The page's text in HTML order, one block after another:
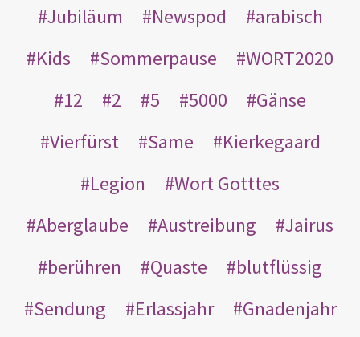
Jubiläum
Newspod
arabisch
Kids
Sommerpause
WORT2020
12
2 5 5000
Gänse
Vierfürst
Same
Kierkegaard
Legion
Wort Gotttes
Aberglaube
Austreibung
Jairus
berühren
Quaste
blutflüssig
Sendung
Erlassjahr
Gnadenjahr